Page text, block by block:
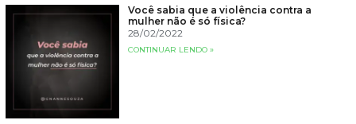
Você sabia que a violência contra a
mulher não é só física?
28/02/2022
CONTINUAR LENDO »